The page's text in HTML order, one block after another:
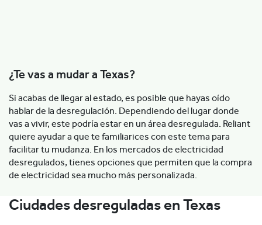
¿Te vas a mudar a Texas?
Si acabas de llegar al estado, es posible que hayas oído
hablar de la desregulación. Dependiendo del lugar donde
vas a vivir, este podría estar en un área desregulada. Reliant
quiere ayudar a que te familiarices con este tema para
facilitar tu mudanza. En los mercados de electricidad
desregulados, tienes opciones que permiten que la compra
de electricidad sea mucho más personalizada.
Ciudades desreguladas en Texas